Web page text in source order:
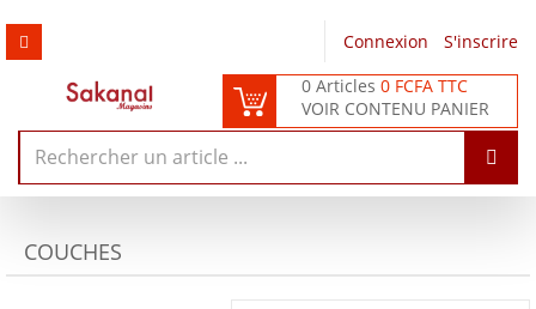
Connexion
S'inscrire
0 Articles0 FCFA TTC
VOIR CONTENU PANIER
COUCHES